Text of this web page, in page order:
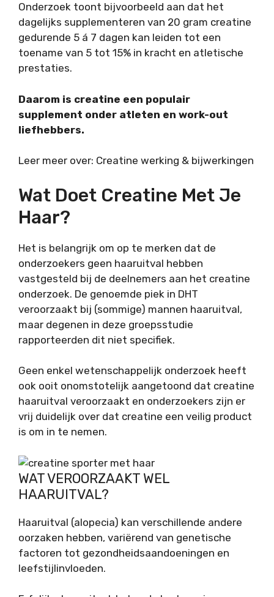
Onderzoek toont bijvoorbeeld aan dat het
dagelijks supplementeren van 20 gram creatine
gedurende 5 á 7 dagen kan leiden tot een
toename van 5 tot 15% in kracht en atletische
prestaties.
Daarom is creatine een populair
supplement onder atleten en work-out
liefhebbers.
Leer meer over: Creatine werking & bijwerkingen
Wat Doet Creatine Met Je
Haar?
Het is belangrijk om op te merken dat de
onderzoekers geen haaruitval hebben
vastgesteld bij de deelnemers aan het creatine
onderzoek. De genoemde piek in DHT
veroorzaakt bij (sommige) mannen haaruitval,
maar degenen in deze groepsstudie
rapporteerden dit niet specifiek.
Geen enkel wetenschappelijk onderzoek heeft
ook ooit onomstotelijk aangetoond dat creatine
haaruitval veroorzaakt en onderzoekers zijn er
vrij duidelijk over dat creatine een veilig product
is om in te nemen.
WAT VEROORZAAKT WEL
HAARUITVAL?
Haaruitval (alopecia) kan verschillende andere
oorzaken hebben, variërend van genetische
factoren tot gezondheidsaandoeningen en
leefstijlinvloeden.